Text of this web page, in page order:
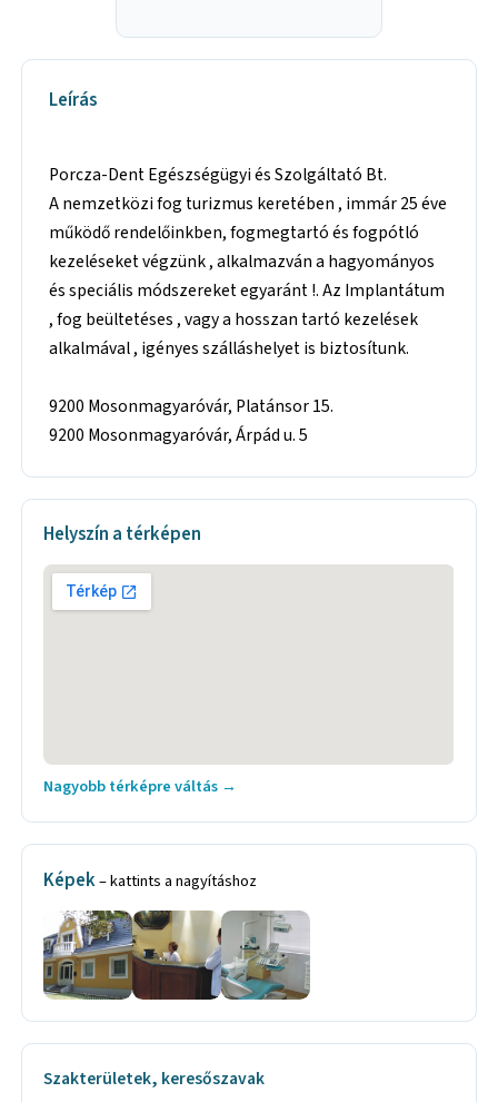
Leírás
Porcza-Dent Egészségügyi és Szolgáltató Bt.
A nemzetközi fog turizmus keretében , immár 25 éve
működő rendelőinkben, fogmegtartó és fogpótló
kezeléseket végzünk , alkalmazván a hagyományos
és speciális módszereket egyaránt !. Az Implantátum
, fog beültetéses , vagy a hosszan tartó kezelések
alkalmával , igényes szálláshelyet is biztosítunk.
9200 Mosonmagyaróvár, Platánsor 15.
9200 Mosonmagyaróvár, Árpád u. 5
Helyszín a térképen
Nagyobb térképre váltás →
Képek– kattints a nagyításhoz
Szakterületek, keresőszavak